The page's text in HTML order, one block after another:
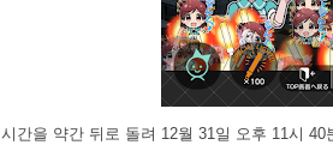
시간을 약간 뒤로 돌려 12월 31일 오후 11시